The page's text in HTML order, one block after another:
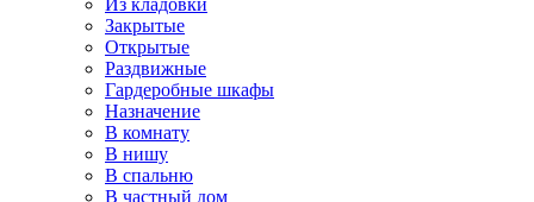
Из кладовки
Закрытые
Открытые
Раздвижные
Гардеробные шкафы
Назначение
В комнату
В нишу
В спальню
В частный дом